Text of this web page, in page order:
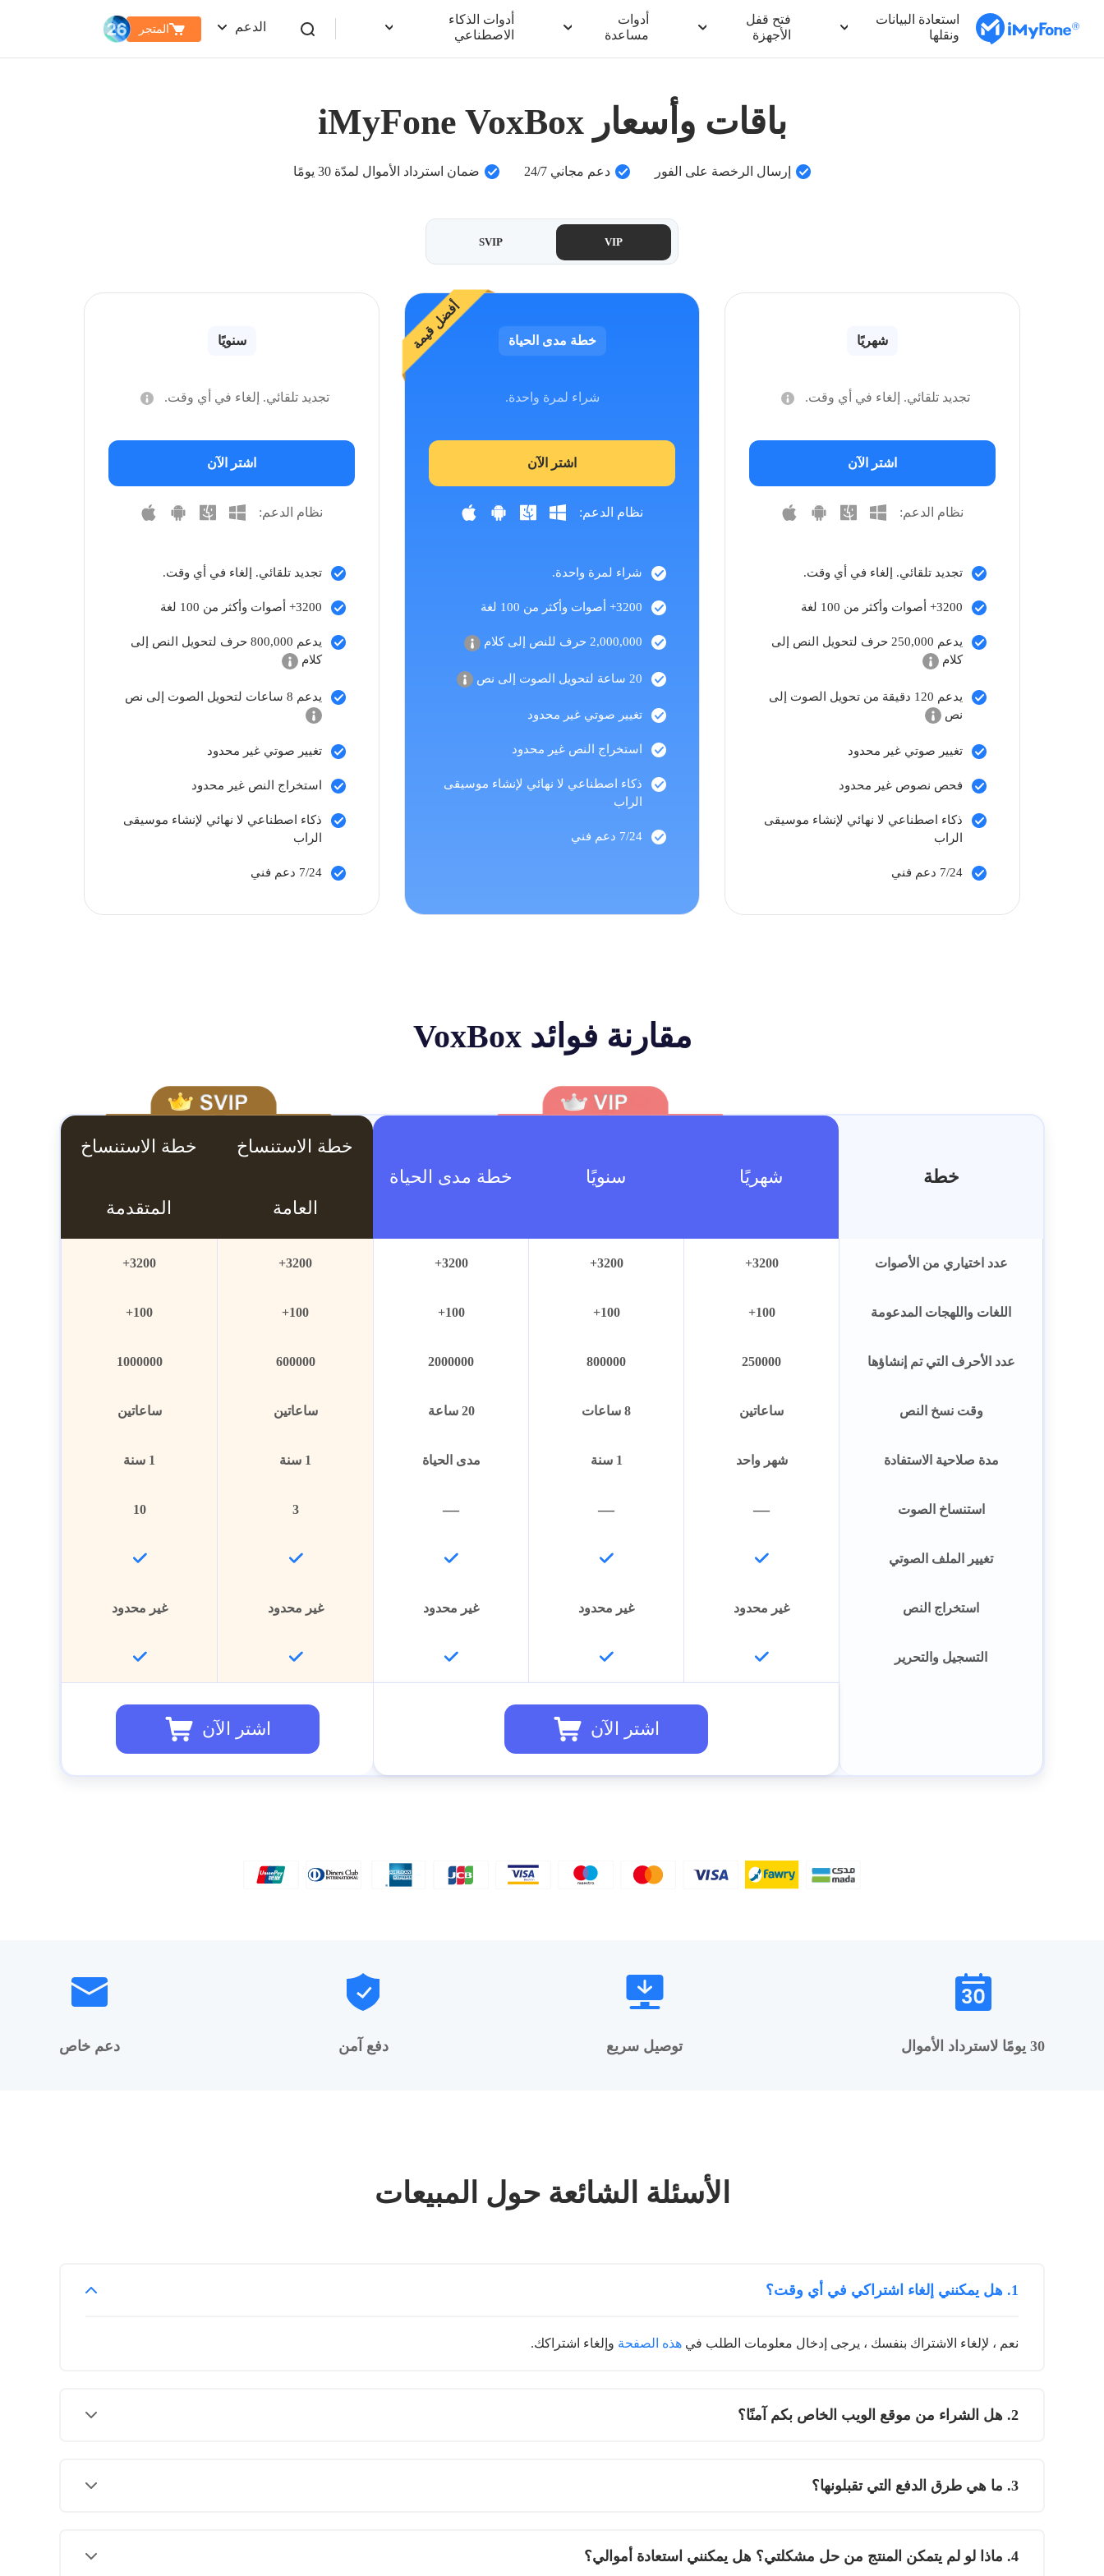
استعادة البيانات
ونقلها
فتح قفل
الأجهزة
أدوات
مساعدة
أدوات الذكاء
الاصطناعي
الدعم المتجر
باقات وأسعار iMyFone VoxBox
إرسال الرخصة على الفور دعم مجاني 24/7 ضمان استرداد الأموال لمدّة 30 يومًا
VIP
SVIP
شهريًا
تجديد تلقائي. إلغاء في أي وقت.
اشتر الآن
نظام الدعم:
تجديد تلقائي. إلغاء في أي وقت.
3200+ أصوات وأكثر من 100 لغة
يدعم 250,000 حرف لتحويل النص إلى
كلام
يدعم 120 دقيقة من تحويل الصوت إلى
نص
تغيير صوتي غير محدود
فحص نصوص غير محدود
ذكاء اصطناعي لا نهائي لإنشاء موسيقى
الراب
7/24 دعم فني
أفضل قيمة خطة مدى الحياة
شراء لمرة واحدة.
اشتر الآن
نظام الدعم:
شراء لمرة واحدة.
3200+ أصوات وأكثر من 100 لغة
2,000,000 حرف للنص إلى كلام
20 ساعة لتحويل الصوت إلى نص
تغيير صوتي غير محدود
استخراج النص غير محدود
ذكاء اصطناعي لا نهائي لإنشاء موسيقى
الراب
7/24 دعم فني
سنويًا
تجديد تلقائي. إلغاء في أي وقت.
اشتر الآن
نظام الدعم:
تجديد تلقائي. إلغاء في أي وقت.
3200+ أصوات وأكثر من 100 لغة
يدعم 800,000 حرف لتحويل النص إلى
كلام
يدعم 8 ساعات لتحويل الصوت إلى نص
تغيير صوتي غير محدود
استخراج النص غير محدود
ذكاء اصطناعي لا نهائي لإنشاء موسيقى
الراب
7/24 دعم فني
مقارنة فوائد VoxBox
خطة شهريًا سنويًا خطة مدى الحياة
خطة الاستنساخ
العامة
خطة الاستنساخ
المتقدمة
عدد اختياري من الأصوات 3200+
3200+
3200+
3200+
3200+
اللغات واللهجات المدعومة 100+
100+
100+
100+
100+
عدد الأحرف التي تم إنشاؤها 250000
800000
2000000
600000
1000000
وقت نسخ النص ساعاتين 8 ساعات 20 ساعة ساعاتين ساعاتين
مدة صلاحية الاستفادة شهر واحد 1 سنة مدى الحياة 1 سنة 1 سنة
استنساخ الصوت —
—
—
3
10
تغيير الملف الصوتي
استخراج النص غير محدود غير محدود غير محدود غير محدود غير محدود
التسجيل والتحرير
اشتر الآن اشتر الآن
30 يومًا لاسترداد الأموال توصيل سريع دفع آمن دعم خاص
الأسئلة الشائعة حول المبيعات
1. هل يمكنني إلغاء اشتراكي في أي وقت؟
نعم ، لإلغاء الاشتراك بنفسك ، يرجى إدخال معلومات الطلب في هذه الصفحة وإلغاء اشتراكك.
2. هل الشراء من موقع الويب الخاص بكم آمنًا؟
3. ما هي طرق الدفع التي تقبلونها؟
4. ماذا لو لم يتمكن المنتج من حل مشكلتي؟ هل يمكنني استعادة أموالي؟